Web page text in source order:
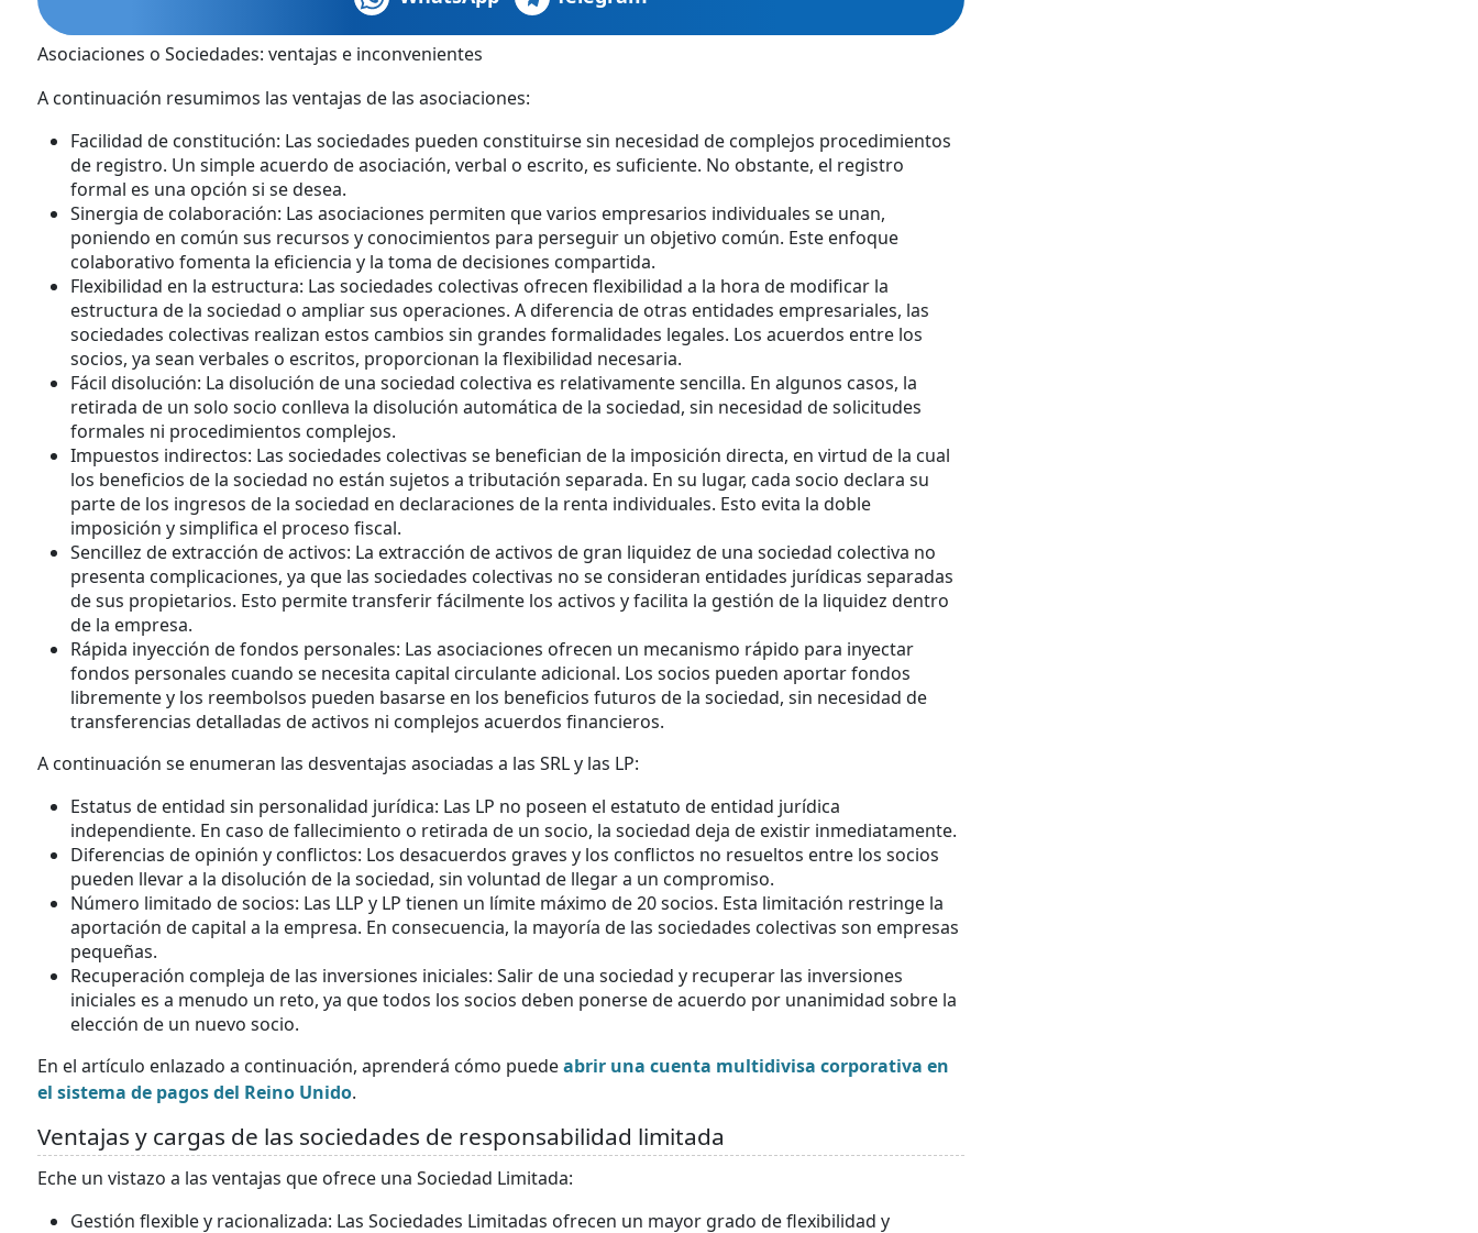
Asociaciones o Sociedades: ventajas e inconvenientes
A continuación resumimos las ventajas de las asociaciones:
Facilidad de constitución: Las sociedades pueden constituirse sin necesidad de complejos procedimientos
de registro. Un simple acuerdo de asociación, verbal o escrito, es suficiente. No obstante, el registro
formal es una opción si se desea.
Sinergia de colaboración: Las asociaciones permiten que varios empresarios individuales se unan,
poniendo en común sus recursos y conocimientos para perseguir un objetivo común. Este enfoque
colaborativo fomenta la eficiencia y la toma de decisiones compartida.
Flexibilidad en la estructura: Las sociedades colectivas ofrecen flexibilidad a la hora de modificar la
estructura de la sociedad o ampliar sus operaciones. A diferencia de otras entidades empresariales, las
sociedades colectivas realizan estos cambios sin grandes formalidades legales. Los acuerdos entre los
socios, ya sean verbales o escritos, proporcionan la flexibilidad necesaria.
Fácil disolución: La disolución de una sociedad colectiva es relativamente sencilla. En algunos casos, la
retirada de un solo socio conlleva la disolución automática de la sociedad, sin necesidad de solicitudes
formales ni procedimientos complejos.
Impuestos indirectos: Las sociedades colectivas se benefician de la imposición directa, en virtud de la cual
los beneficios de la sociedad no están sujetos a tributación separada. En su lugar, cada socio declara su
parte de los ingresos de la sociedad en declaraciones de la renta individuales. Esto evita la doble
imposición y simplifica el proceso fiscal.
Sencillez de extracción de activos: La extracción de activos de gran liquidez de una sociedad colectiva no
presenta complicaciones, ya que las sociedades colectivas no se consideran entidades jurídicas separadas
de sus propietarios. Esto permite transferir fácilmente los activos y facilita la gestión de la liquidez dentro
de la empresa.
Rápida inyección de fondos personales: Las asociaciones ofrecen un mecanismo rápido para inyectar
fondos personales cuando se necesita capital circulante adicional. Los socios pueden aportar fondos
libremente y los reembolsos pueden basarse en los beneficios futuros de la sociedad, sin necesidad de
transferencias detalladas de activos ni complejos acuerdos financieros.
A continuación se enumeran las desventajas asociadas a las SRL y las LP:
Estatus de entidad sin personalidad jurídica: Las LP no poseen el estatuto de entidad jurídica
independiente. En caso de fallecimiento o retirada de un socio, la sociedad deja de existir inmediatamente.
Diferencias de opinión y conflictos: Los desacuerdos graves y los conflictos no resueltos entre los socios
pueden llevar a la disolución de la sociedad, sin voluntad de llegar a un compromiso.
Número limitado de socios: Las LLP y LP tienen un límite máximo de 20 socios. Esta limitación restringe la
aportación de capital a la empresa. En consecuencia, la mayoría de las sociedades colectivas son empresas
pequeñas.
Recuperación compleja de las inversiones iniciales: Salir de una sociedad y recuperar las inversiones
iniciales es a menudo un reto, ya que todos los socios deben ponerse de acuerdo por unanimidad sobre la
elección de un nuevo socio.
En el artículo enlazado a continuación, aprenderá cómo puedeabrir una cuenta multidivisa corporativa en
el sistema de pagos del Reino Unido.
Ventajas y cargas de las sociedades de responsabilidad limitada
Eche un vistazo a las ventajas que ofrece una Sociedad Limitada:
Gestión flexible y racionalizada: Las Sociedades Limitadas ofrecen un mayor grado de flexibilidad y